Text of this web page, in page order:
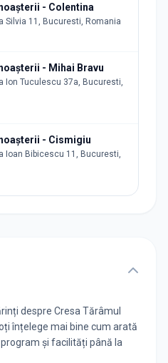
- Colentina
Silvia 11, Bucuresti, Romania
- Mihai Bravu
Ion Tuculescu 37a, Bucuresti,
- Cismigiu
Ioan Bibicescu 11, Bucuresti,
despre Cresa Tărâmul
înțelege mai bine cum arată
și facilități până la